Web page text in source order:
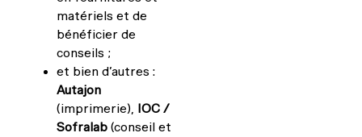
matériels et de
bénéficier de
conseils ;
et bien d’autres :
Autajon
(imprimerie), IOC /
Sofralab (conseil et